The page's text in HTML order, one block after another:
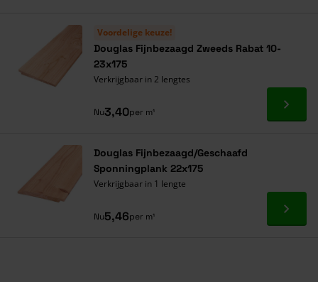
Voordelige keuze!
Douglas Fijnbezaagd Zweeds Rabat 10-
23x175
Verkrijgbaar in 2 lengtes
Nu3,40per m¹ Ga
Douglas Fijnbezaagd/Geschaafd
Sponningplank 22x175
Verkrijgbaar in 1 lengte
Nu5,46per m¹ Ga